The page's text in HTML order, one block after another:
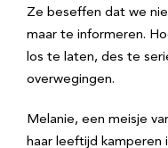
Ze beseffen dat we
maar te informeren.
los te laten, des te
overwegingen.
Melanie, een meisje
haar leeftijd kamperen